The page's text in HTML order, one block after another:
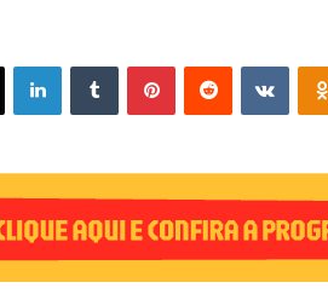
X Linkedin VK